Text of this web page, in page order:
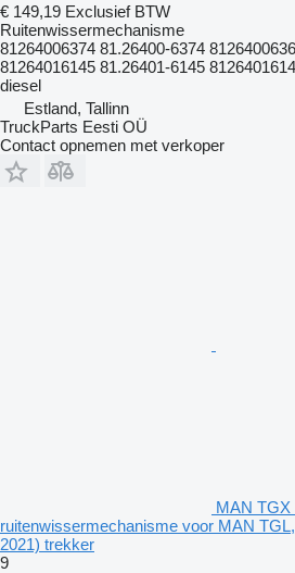
€ 149,19 Exclusief BTW
Ruitenwissermechanisme
81264006374 81.26400-6374
81264016145 81.26401-6145
diesel
Estland, Tallinn
TruckParts Eesti OÜ
Contact opnemen met verkoper
MAN TGX
ruitenwissermechanisme voor MAN
2021) trekker
9